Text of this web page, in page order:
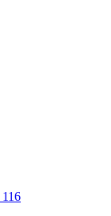
116